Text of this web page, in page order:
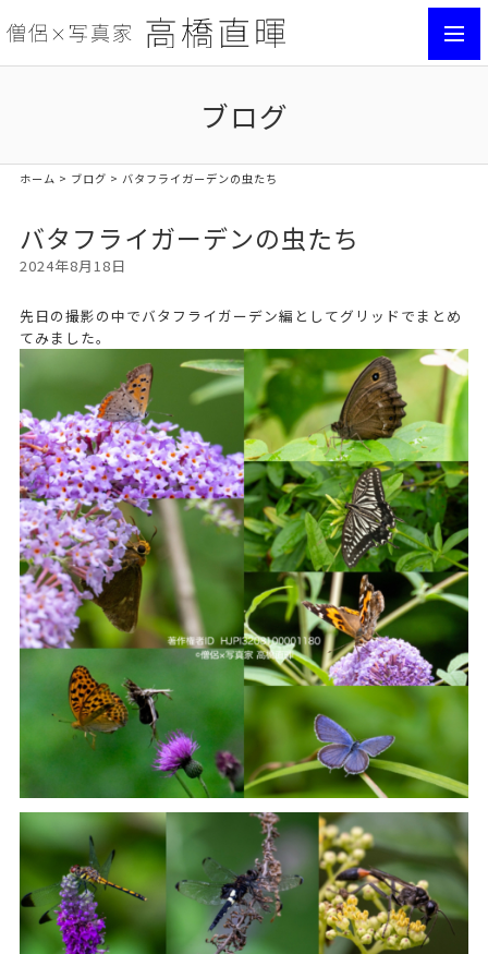
ブログ
ホーム > ブログ > バタフライガーデンの虫たち
バタフライガーデンの虫たち
2024年8月18日
先日の撮影の中でバタフライガーデン編としてグリッドでまとめ
てみました。